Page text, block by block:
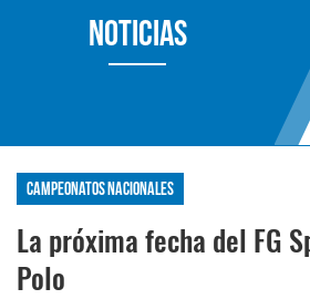
Noticias
Campeonatos nacionales
La próxima fecha del FG
Polo